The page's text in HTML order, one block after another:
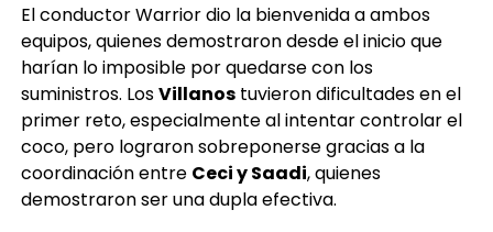
El conductor Warrior dio la bienvenida a ambos
equipos, quienes demostraron desde el inicio que
harían lo imposible por quedarse con los
suministros. LosVillanostuvieron dificultades en el
primer reto, especialmente al intentar controlar el
coco, pero lograron sobreponerse gracias a la
coordinación entre Ceci y Saadi, quienes
demostraron ser una dupla efectiva.